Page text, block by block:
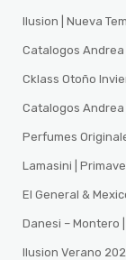
Ilusion | Nueva
Catalogos
Cklass Otoño
Catalogos
Perfumes
Lamasini |
El General &
Danesi – Montero
Ilusion Verano